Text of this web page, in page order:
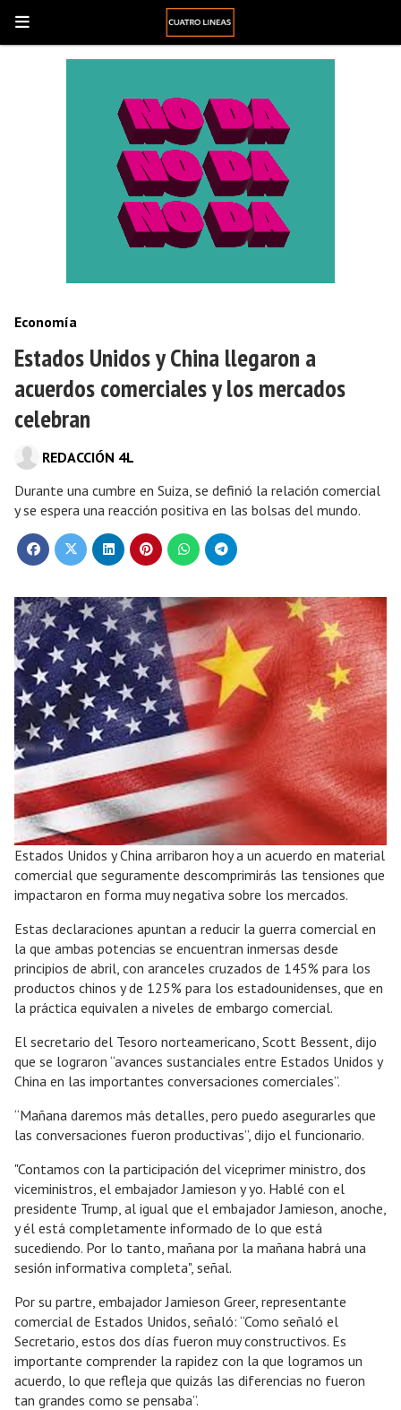
Estados Unidos y China llegaron a
acuerdos comerciales y los mercados
celebran
Durante una cumbre en Suiza, se definió la relación comercial
y se espera una reacción positiva en las bolsas del mundo.
Economía
REDACCIÓN 4L
Estados Unidos y China arribaron hoy a un acuerdo en material
comercial que seguramente descomprimirás las tensiones que
impactaron en forma muy negativa sobre los mercados.
Estas declaraciones apuntan a reducir la guerra comercial en
la que ambas potencias se encuentran inmersas desde
principios de abril, con aranceles cruzados de 145% para los
productos chinos y de 125% para los estadounidenses, que en
la práctica equivalen a niveles de embargo comercial.
El secretario del Tesoro norteamericano, Scott Bessent, dijo
que se lograron “avances sustanciales entre Estados Unidos y
China en las importantes conversaciones comerciales”.
“Mañana daremos más detalles, pero puedo asegurarles que
las conversaciones fueron productivas”, dijo el funcionario.
"Contamos con la participación del viceprimer ministro, dos
viceministros, el embajador Jamieson y yo. Hablé con el
presidente Trump, al igual que el embajador Jamieson, anoche,
y él está completamente informado de lo que está
sucediendo. Por lo tanto, mañana por la mañana habrá una
sesión informativa completa", señal.
Por su partre, embajador Jamieson Greer, representante
comercial de Estados Unidos, señaló: “Como señaló el
Secretario, estos dos días fueron muy constructivos. Es
importante comprender la rapidez con la que logramos un
acuerdo, lo que refleja que quizás las diferencias no fueron
tan grandes como se pensaba”.